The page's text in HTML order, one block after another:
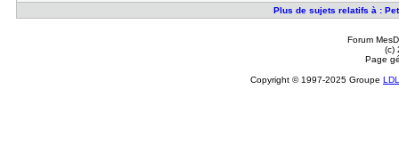
Plus de sujets relatifs à :
Forum
(c)
Page
Copyright © 1997-2025 Groupe